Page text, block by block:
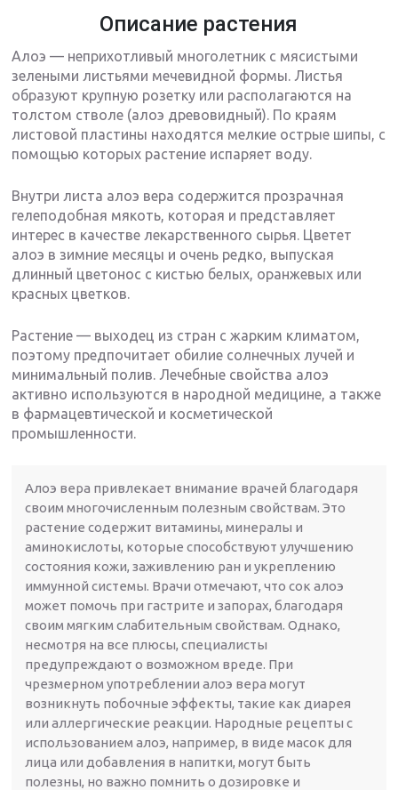
Описание растения
Алоэ — неприхотливый многолетник с мясистыми
зелеными листьями мечевидной формы. Листья
образуют крупную розетку или располагаются на
толстом стволе (алоэ древовидный). По краям
листовой пластины находятся мелкие острые шипы, с
помощью которых растение испаряет воду.
Внутри листа алоэ вера содержится прозрачная
гелеподобная мякоть, которая и представляет
интерес в качестве лекарственного сырья. Цветет
алоэ в зимние месяцы и очень редко, выпуская
длинный цветонос с кистью белых, оранжевых или
красных цветков.
Растение — выходец из стран с жарким климатом,
поэтому предпочитает обилие солнечных лучей и
минимальный полив. Лечебные свойства алоэ
активно используются в народной медицине, а также
в фармацевтической и косметической
промышленности.
Алоэ вера привлекает внимание врачей благодаря
своим многочисленным полезным свойствам. Это
растение содержит витамины, минералы и
аминокислоты, которые способствуют улучшению
состояния кожи, заживлению ран и укреплению
иммунной системы. Врачи отмечают, что сок алоэ
может помочь при гастрите и запорах, благодаря
своим мягким слабительным свойствам. Однако,
несмотря на все плюсы, специалисты
предупреждают о возможном вреде. При
чрезмерном употреблении алоэ вера могут
возникнуть побочные эффекты, такие как диарея
или аллергические реакции. Народные рецепты с
использованием алоэ, например, в виде масок для
лица или добавления в напитки, могут быть
полезны, но важно помнить о дозировке и